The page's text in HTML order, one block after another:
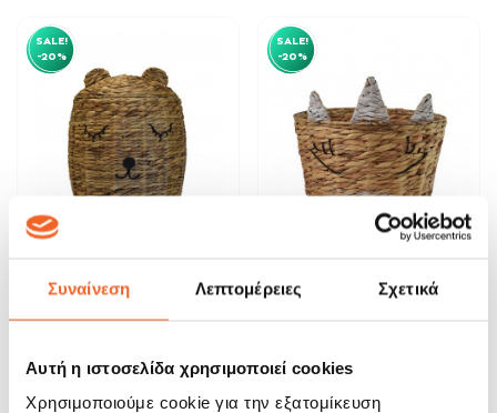
Συναίνεση Λεπτομέρειες Σχετικά
Αυτή η ιστοσελίδα χρησιμοποιεί cookies
Χρησιμοποιούμε cookie για την εξατομίκευση
SALE!
-20%
Καπάκι 40cm
ΑΓΟΡΑ
SALE!
-20%
Χρώμα 42cm